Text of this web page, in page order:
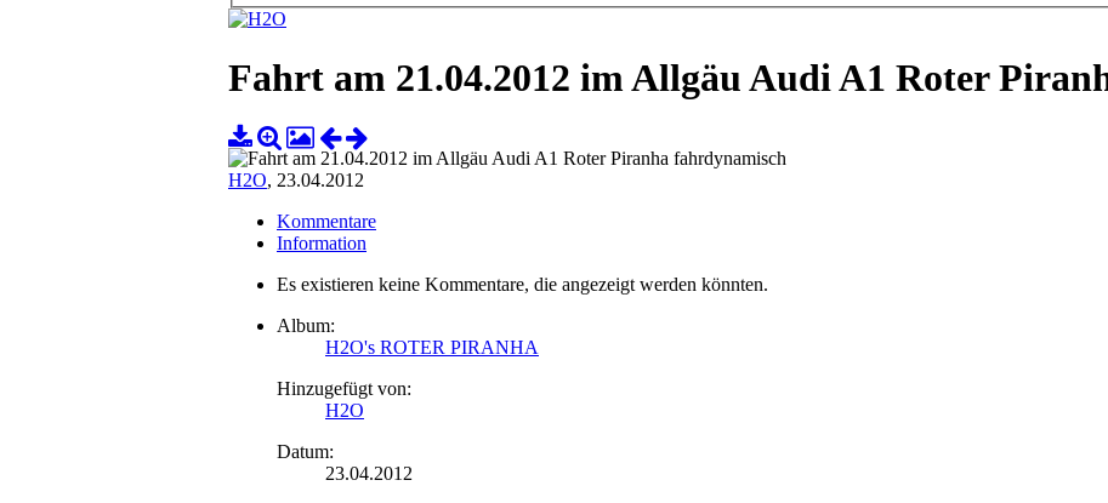
Fahrt am 21.04.2012 im Allgäu Audi A1 Roter
H2O, 23.04.2012
Kommentare
Information
Es existieren keine Kommentare, die angezeigt werden könnten.
Album:
H2O's ROTER PIRANHA
Hinzugefügt von:
H2O
Datum:
23.04.2012